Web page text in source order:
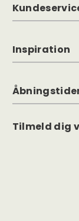
Inspiration
Tilmeld dig